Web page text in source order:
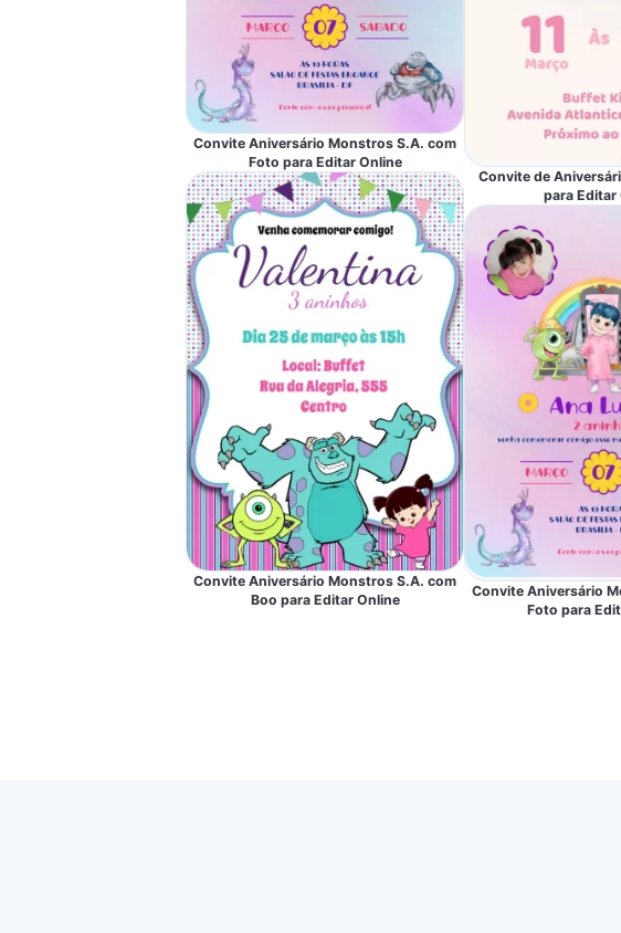
Convite Aniversário Monstros S.A. com
Foto para Editar Online
Convite Aniversário Monstros S.A. com
Boo para Editar Online
Convite de
para Editar
Convite Aniversário
Foto para